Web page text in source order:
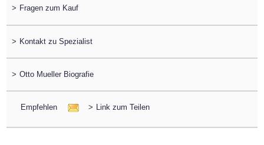
> Fragen zum Kauf
> Kontakt zu Spezialist
> Otto Mueller Biografie
Empfehlen > Link zum Teilen